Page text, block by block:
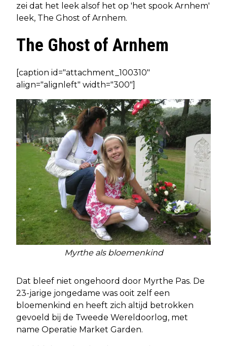
zei dat het leek alsof het op 'het spook Arnhem'
leek, The Ghost of Arnhem.
The Ghost of Arnhem
[caption id="attachment_100310"
align="alignleft" width="300"]
Myrthe als bloemenkind
Dat bleef niet ongehoord door Myrthe Pas. De
23-jarige jongedame was ooit zelf een
bloemenkind en heeft zich altijd betrokken
gevoeld bij de Tweede Wereldoorlog, met
name Operatie Market Garden.